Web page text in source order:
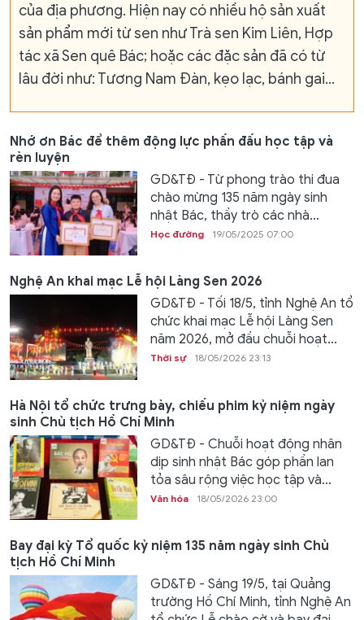
của địa phương. Hiện nay có nhiều hộ sản xuất
sản phẩm mới từ sen như Trà sen Kim Liên, Hợp
tác xã Sen quê Bác; hoặc các đặc sản đã có từ
lâu đời như: Tương Nam Đàn, kẹo lạc, bánh gai…
Nhớ ơn Bác để thêm động lực phấn đấu học tập và
rèn luyện
GD&TĐ - Từ phong trào thi đua
chào mừng 135 năm ngày sinh
nhật Bác, thầy trò các nhà...
Học đường 19/05/2025 07:00
Nghệ An khai mạc Lễ hội Làng Sen 2026
GD&TĐ - Tối 18/5, tỉnh Nghệ An tổ
chức khai mạc Lễ hội Làng Sen
năm 2026, mở đầu chuỗi hoạt...
Thời sự 18/05/2026 23:13
Hà Nội tổ chức trưng bày, chiếu phim kỷ niệm ngày
sinh Chủ tịch Hồ Chí Minh
GD&TĐ - Chuỗi hoạt động nhân
dịp sinh nhật Bác góp phần lan
tỏa sâu rộng việc học tập và...
Văn hóa 18/05/2026 23:00
Bay đại kỳ Tổ quốc kỷ niệm 135 năm ngày sinh Chủ
tịch Hồ Chí Minh
GD&TĐ - Sáng 19/5, tại Quảng
trường Hồ Chí Minh, tỉnh Nghệ An